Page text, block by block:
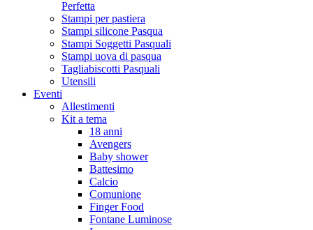
Perfetta
Stampi per pastiera
Stampi silicone Pasqua
Stampi Soggetti Pasquali
Stampi uova di pasqua
Tagliabiscotti Pasquali
Utensili
Eventi
Allestimenti
Kit a tema
18 anni
Avengers
Baby shower
Battesimo
Calcio
Comunione
Finger Food
Fontane Luminose